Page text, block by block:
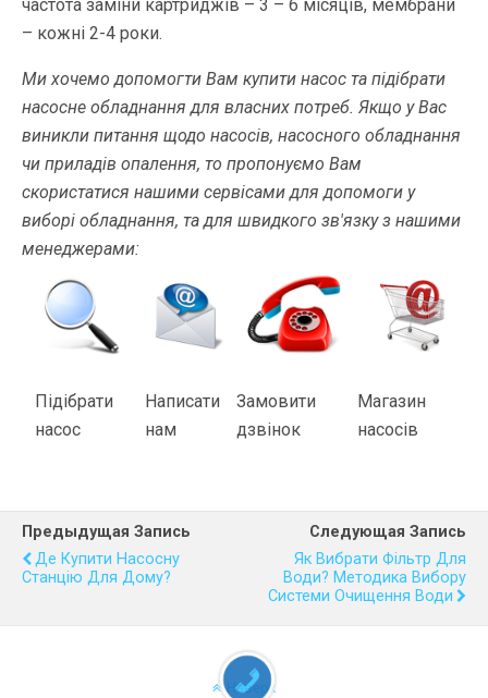
частота заміни картриджів – 3 – 6 місяців, мембрани
– кожні 2-4 роки.
Ми хочемо допомогти Вам купити насос та підібрати
насосне обладнання для власних потреб. Якщо у Вас
виникли питання щодо насосів, насосного обладнання
чи приладів опалення, то пропонуємо Вам
скористатися нашими сервісами для допомоги у
виборі обладнання, та для швидкого зв'язку з нашими
менеджерами:
Підібрати
насос
Написати
нам
Замовити
дзвінок
Магазин
насосів
Предыдущая Запись
Де Купити Насосну
Станцію Для Дому?
Следующая Запись
Як Вибрати Фільтр Для
Води? Методика Вибору
Системи Очищення Води
Наверх